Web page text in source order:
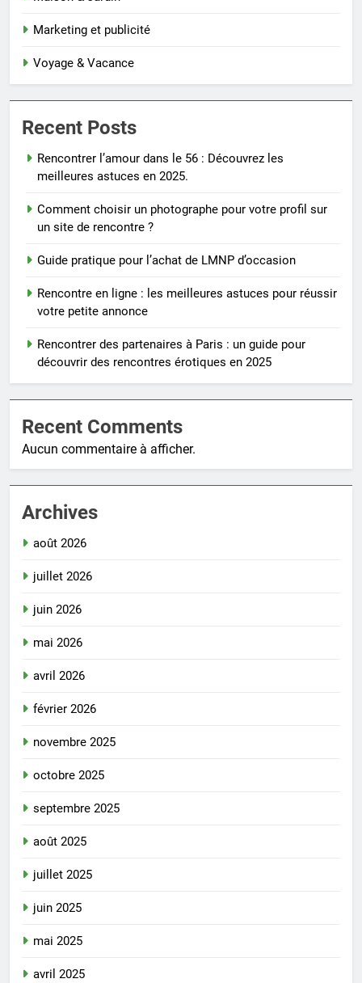
Marketing et publicité
Voyage & Vacance
Recent Posts
Rencontrer l’amour dans le 56 : Découvrez les
meilleures astuces en 2025.
Comment choisir un photographe pour votre profil sur
un site de rencontre ?
Guide pratique pour l’achat de LMNP d’occasion
Rencontre en ligne : les meilleures astuces pour réussir
votre petite annonce
Rencontrer des partenaires à Paris : un guide pour
découvrir des rencontres érotiques en 2025
Recent Comments
Aucun commentaire à afficher.
Archives
août 2026
juillet 2026
juin 2026
mai 2026
avril 2026
février 2026
novembre 2025
octobre 2025
septembre 2025
août 2025
juillet 2025
juin 2025
mai 2025
avril 2025